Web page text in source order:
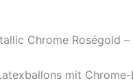
Chrome Roségold
mit